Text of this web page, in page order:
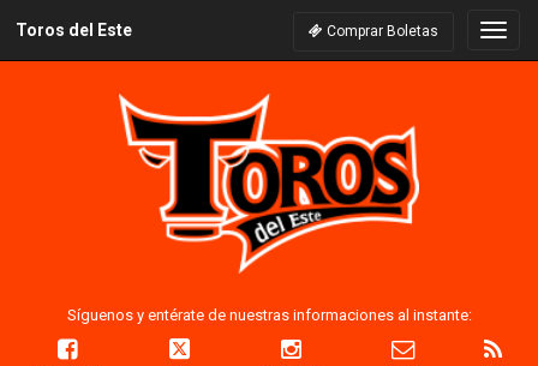
Toros del Este Comprar Boletas
Síguenos y entérate de nuestras informaciones al instante: